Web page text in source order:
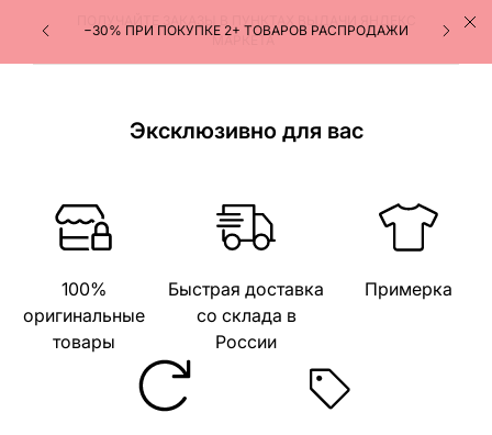
МАРКЕТА
−30% ПРИ ПОКУПКЕ 2+ ТОВАРОВ РАСПРОДАЖИ
Эксклюзивно для вас
100%
оригинальные
товары
Быстрая доставка
со склада в
России
Примерка